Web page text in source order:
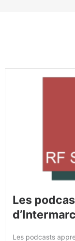
Les
Les podcasts